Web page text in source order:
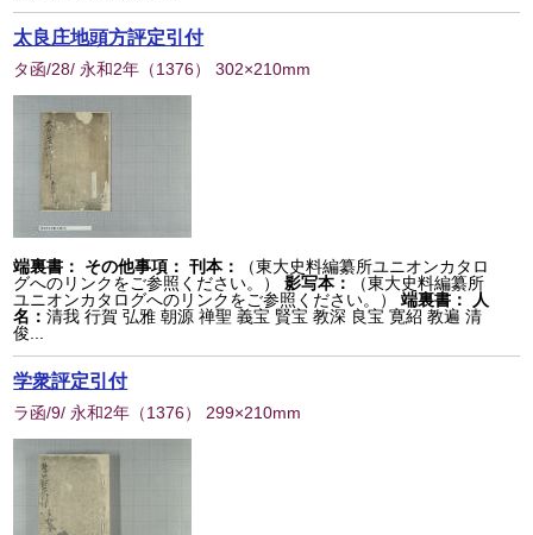
太良庄地頭方評定引付
タ函/28/ 永和2年 （1376） 302×210mm
端裏書： その他事項： 刊本：
（東大史料編纂所ユニオンカタロ
グへのリンクをご参照ください。）
影写本：
（東大史料編纂所
ユニオンカタログへのリンクをご参照ください。）
端裏書：
人
名：清我 行賀 弘雅 朝源 禅聖 義宝 賢宝 教深 良宝 寛紹 教遍 清
俊...
学衆評定引付
ラ函/9/ 永和2年 （1376） 299×210mm